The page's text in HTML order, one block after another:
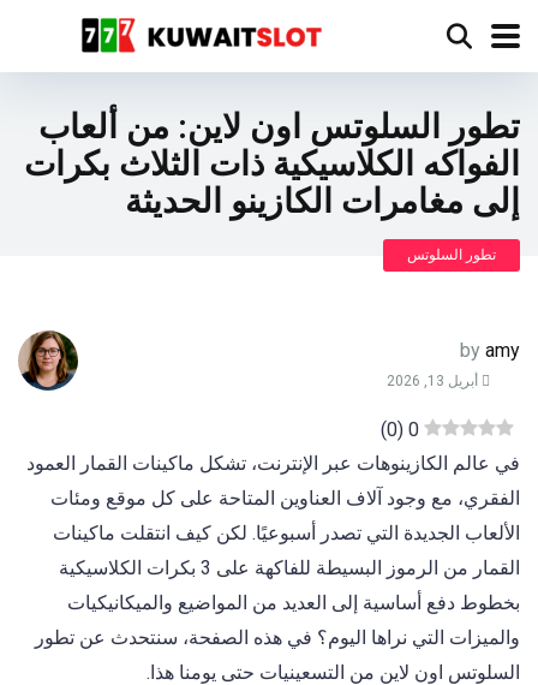
تطور السلوتس اون لاين: من ألعاب
الفواكه الكلاسيكية ذات الثلاث بكرات
إلى مغامرات الكازينو الحديثة
تطور السلوتس
by amy
أبريل 13, 2026
0
(
0
)
في عالم الكازينوهات عبر الإنترنت، تشكل ماكينات القمار العمود
الفقري، مع وجود آلاف العناوين المتاحة على كل موقع ومئات
الألعاب الجديدة التي تصدر أسبوعيًا. لكن كيف انتقلت ماكينات
القمار من الرموز البسيطة للفاكهة على 3 بكرات الكلاسيكية
بخطوط دفع أساسية إلى العديد من المواضيع والميكانيكيات
والميزات التي نراها اليوم؟ في هذه الصفحة، سنتحدث عن تطور
السلوتس اون لاين من التسعينيات حتى يومنا هذا.